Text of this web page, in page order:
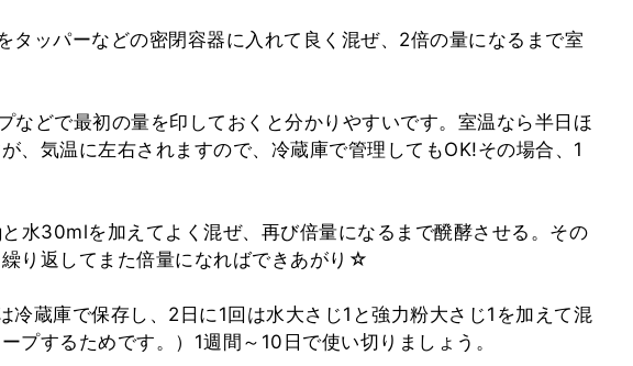
タッパーなどの密閉容器に入れて良く混ぜ、2倍の量になるまで室
などで最初の量を印しておくと分かりやすいです。室温なら半日ほ
、気温に左右されますので、冷蔵庫で管理してもOK!その場合、1
30mlを加えてよく混ぜ、再び倍量になるまで醗酵させる。その
り返してまた倍量になればできあがり☆
冷蔵庫で保存し、2日に1回は水大さじ1と強力粉大さじ1を加えて混
プするためです。）1週間～10日で使い切りましょう。